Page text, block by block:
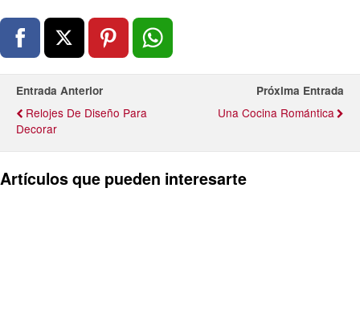
Entrada Anterior
Relojes De Diseño Para
Decorar
Próxima Entrada
Una Cocina Romántica
Artículos que pueden interesarte